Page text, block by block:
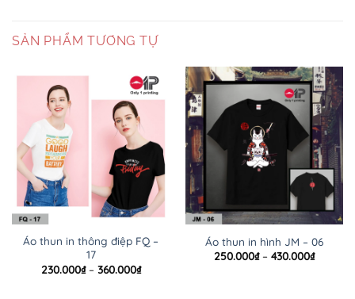
SẢN PHẨM TƯƠNG TỰ
Áo thun in thông điệp FQ –
17
230.000₫ – 360.000₫Khoảng
Áo thun in hình JM – 06
250.000₫ – 430.000₫Khoảng